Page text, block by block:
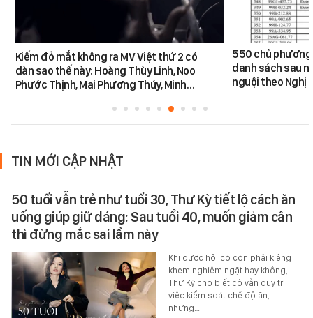
Kiếm đỏ mắt không ra MV Việt thứ 2 có
dàn sao thế này: Hoàng Thùy Linh, Noo
Phước Thịnh, Mai Phương Thúy, Minh…
550 chủ
danh sách sau
nguội theo Nghị
TIN MỚI CẬP NHẬT
50 tuổi vẫn trẻ như tuổi 30, Thư Kỳ tiết lộ cách ăn
uống giúp giữ dáng: Sau tuổi 40, muốn giảm cân
thì đừng mắc sai lầm này
Khi được hỏi có còn phải kiêng
khem nghiêm ngặt hay không,
Thư Kỳ cho biết cô vẫn duy trì
việc kiểm soát chế độ ăn,
nhưng…